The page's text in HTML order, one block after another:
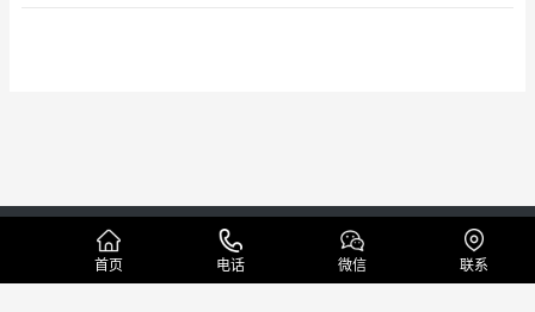
Copyright © 代办工资流水制作公司 版权所有 蜀ICP备19005296号
网站地图
首页
电话 微信 联系